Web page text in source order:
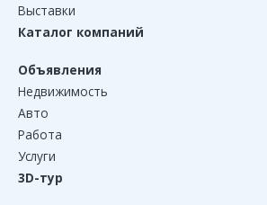
Выставки
Каталог компаний
Объявления
Недвижимость
Авто
Работа
Услуги
3D-тур